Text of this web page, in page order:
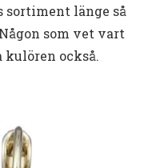
sortiment länge så
som vet vart
kulören också.